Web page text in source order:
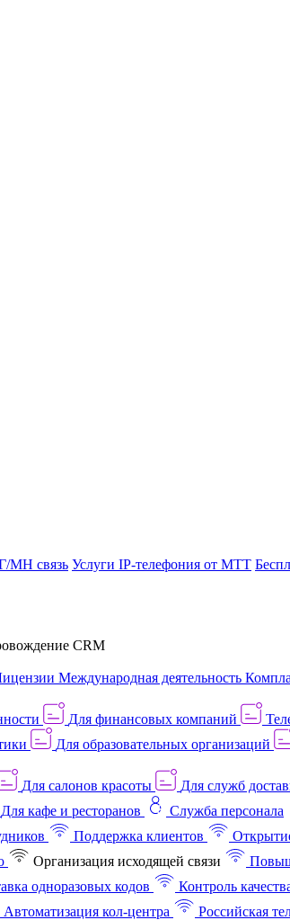
МН связь Услуги IP-телефония от МТТ
CRM
Международная деятельность
Для финансовых компаний
Для образовательных организаций
Для салонов красоты Для служб
Для кафе и ресторанов
Служба персонала
Поддержка клиентов
Организация исходящей связи
одноразовых кодов Контроль
Автоматизация кол-центра Российская